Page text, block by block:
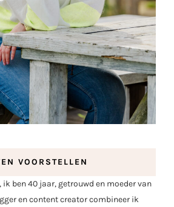
VOORSTELLEN
ben 40 jaar, getrouwd en moeder van
en content creator combineer ik